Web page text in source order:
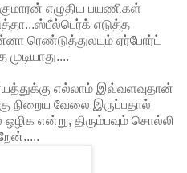
எழுதிய பயணிகள்
எடுத்த
ரெண்டுத்துலயும் ஏர்போர்ட்
எல்லாம் இவ்வளவுதான்
நிறைய வேலை இருப்பதால்
ஒழிக என்று, திரும்பவும் சொல்லி